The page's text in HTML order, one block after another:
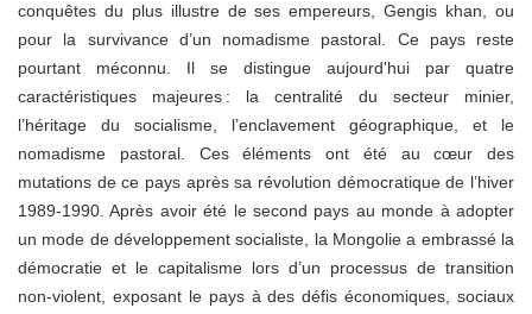
conquêtes du plus illustre de ses empereurs, Gengis khan, ou
pour la survivance d’un nomadisme pastoral. Ce pays reste
pourtant méconnu. Il se distingue aujourd'hui par quatre
caractéristiques majeures : la centralité du secteur minier,
l’héritage du socialisme, l’enclavement géographique, et le
nomadisme pastoral. Ces éléments ont été au cœur des
mutations de ce pays après sa révolution démocratique de l’hiver
1989-1990. Après avoir été le second pays au monde à adopter
un mode de développement socialiste, la Mongolie a embrassé la
démocratie et le capitalisme lors d’un processus de transition
non-violent, exposant le pays à des défis économiques, sociaux